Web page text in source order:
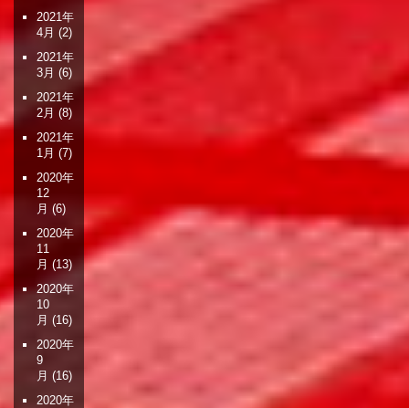
2021年
4月 (2)
2021年
3月 (6)
2021年
2月 (8)
2021年
1月 (7)
2020年
12
月 (6)
2020年
11
月 (13)
2020年
10
月 (16)
2020年
9
月 (16)
2020年